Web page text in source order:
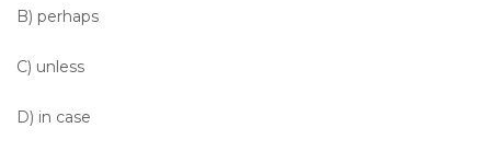
B) perhaps
C) unless
D) in case